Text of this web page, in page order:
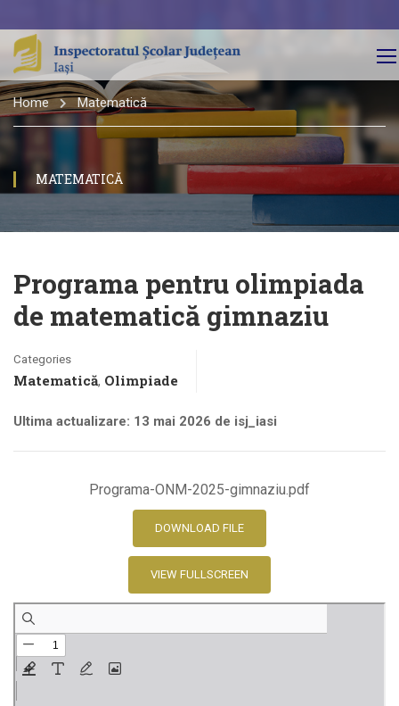
Home Matematică
MATEMATICĂ
Programa pentru olimpiada
de matematică gimnaziu
Categories
Matematică, Olimpiade
Ultima actualizare: 13 mai 2026 de isj_iasi
Programa-ONM-2025-gimnaziu.pdf
DOWNLOAD FILE
VIEW FULLSCREEN